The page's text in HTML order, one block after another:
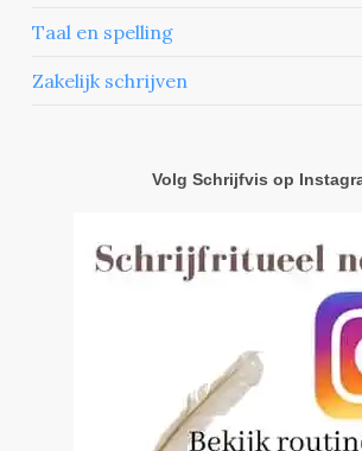
Taal en spelling
Zakelijk schrijven
Volg Schrijfvis op